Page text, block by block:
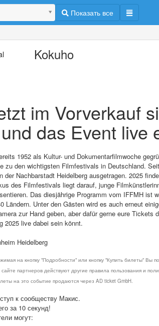
Показать все
Kokuho
im Vorverkauf
das Event live
1952 als Kultur- und Dokumentarfilmwoche
zu den wichtigsten Filmfestivals in Deutschland.
der Nachbarstadt Heidelberg ausgetragen. 2025
des Filmfestivals liegt darauf, junge
Das diesjährige Programm vom IFFMH ist
Ländern. Unter den Gästen wird es auch erneut
zur Hand geben, aber dafür gerne eure Tickets
2025 live dabei sein könnt.
Heidelberg
на кнопку "Подробности" или кнопку "Купить билеты" Вы
партнеров действуют другие правила пользования и
на это событие продаются через AD ticket GmbH.
к сообществу Макис.
за 10 секунд!
могут: